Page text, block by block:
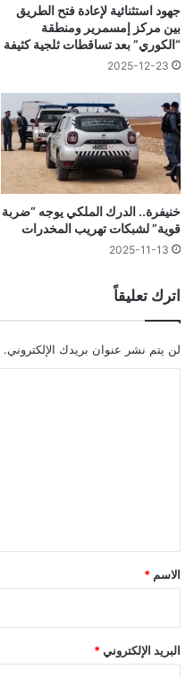
جهود استثنائية لإعادة فتح الطريق
بين مركز إمسمرير ومنطقة
“الكوري” بعد تساقطات ثلجية كثيفة
2025-12-23
خنيفرة.. الدرك الملكي يوجه “ضربة
قوية” لشبكات تهريب المخدرات
2025-11-13
اترك تعليقاً
لن يتم نشر عنوان بريدك الإلكتروني.
*
الاسم *
البريد الإلكتروني *